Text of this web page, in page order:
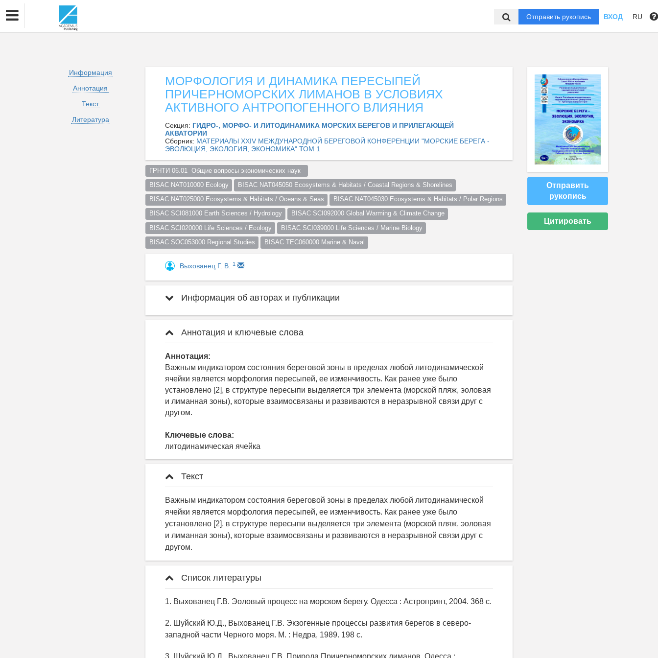
Отправить рукопись ВХОД RU
Информация
Аннотация
Текст
Литература
МОРФОЛОГИЯ И ДИНАМИКА ПЕРЕСЫПЕЙ
ПРИЧЕРНОМОРСКИХ ЛИМАНОВ В УСЛОВИЯХ
АКТИВНОГО АНТРОПОГЕННОГО ВЛИЯНИЯ
Секция: ГИДРО-, МОРФО- И ЛИТОДИНАМИКА МОРСКИХ БЕРЕГОВ И ПРИЛЕГАЮЩЕЙ
АКВАТОРИИ
Сборник: МАТЕРИАЛЫ XXIV МЕЖДУНАРОДНОЙ БЕРЕГОВОЙ КОНФЕРЕНЦИИ "МОРСКИЕ БЕРЕГА -
ЭВОЛЮЦИЯ, ЭКОЛОГИЯ, ЭКОНОМИКА" ТОМ 1
ГРНТИ 06.01  Общие вопросы экономических наук
BISAC NAT010000 Ecology BISAC NAT045050 Ecosystems & Habitats / Coastal Regions & Shorelines
BISAC NAT025000 Ecosystems & Habitats / Oceans & Seas BISAC NAT045030 Ecosystems & Habitats / Polar Regions
BISAC SCI081000 Earth Sciences / Hydrology BISAC SCI092000 Global Warming & Climate Change
BISAC SCI020000 Life Sciences / Ecology BISAC SCI039000 Life Sciences / Marine Biology
BISAC SOC053000 Regional Studies BISAC TEC060000 Marine & Naval
Выхованец Г. В. 1
Информация об авторах и публикации
Аннотация и ключевые слова
Аннотация:
Важным индикатором состояния береговой зоны в пределах любой литодинамической
ячейки является морфология пересыпей, ее изменчивость. Как ранее уже было
установлено [2], в структуре пересыпи выделяется три элемента (морской пляж, эоловая
и лиманная зоны), которые взаимосвязаны и развиваются в неразрывной связи друг с
другом.
Ключевые слова:
литодинамическая ячейка
Текст
Важным индикатором состояния береговой зоны в пределах любой литодинамической
ячейки является морфология пересыпей, ее изменчивость. Как ранее уже было
установлено [2], в структуре пересыпи выделяется три элемента (морской пляж, эоловая
и лиманная зоны), которые взаимосвязаны и развиваются в неразрывной связи друг с
другом.
Список литературы
1. Выхованец Г.В. Эоловый процесс на морском берегу. Одесса : Астропринт, 2004. 368 с.
2. Шуйский Ю.Д., Выхованец Г.В. Экзогенные процессы развития берегов в северо-
западной части Черного моря. М. : Недра, 1989. 198 с.
3. Шуйский Ю.Д., Выхованец Г.В. Природа Причерноморских лиманов. Одесса :
Отправить
рукопись
Цитировать